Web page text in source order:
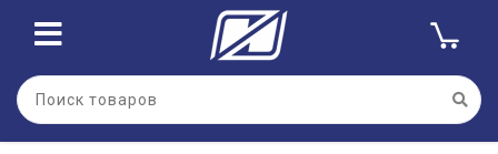
Для клиентов всех банков